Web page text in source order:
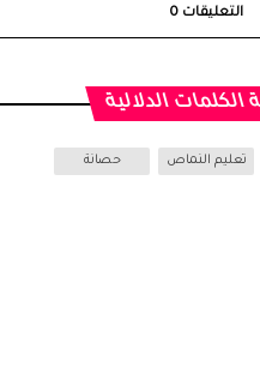
التعليقات 0
الكلمات الدلالية
تعليم النماص حصانة